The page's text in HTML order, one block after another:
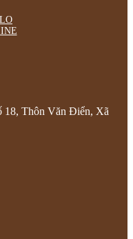
18, Thôn Văn Điển, Xã